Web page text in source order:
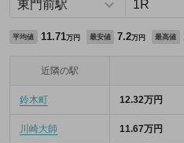
平均値 11.71万円 最安値 7.2万円 最高値
近隣の駅
鈴木町 12.32万円
川崎大師 11.67万円